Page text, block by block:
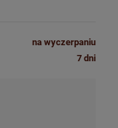
na wyczerpaniu
7 dni